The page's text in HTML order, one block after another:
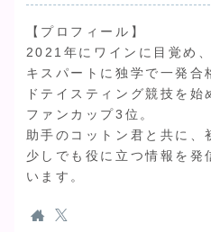
【プロフィール】
2021年にワインに目覚め
キスパートに独学で一発
ドテイスティング競技を
ファンカップ3位。
助手のコットン君と共に、
少しでも役に立つ情報を発
います。